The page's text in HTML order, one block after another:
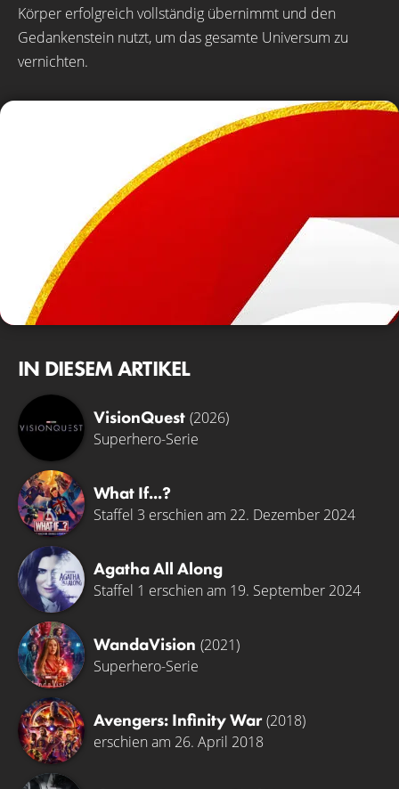
Körper erfolgreich vollständig übernimmt und den
Gedankenstein nutzt, um das gesamte Universum zu
vernichten.
IN DIESEM ARTIKEL
VisionQuest (2026)
Superhero-Serie
What If...?
Staffel 3 erschien am 22. Dezember 2024
Agatha All Along
Staffel 1 erschien am 19. September 2024
WandaVision (2021)
Superhero-Serie
Avengers: Infinity War (2018)
erschien am 26. April 2018